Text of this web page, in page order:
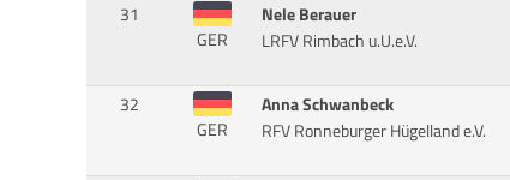
31
GER
Nele Berauer
LRFV Rimbach u.U.e.V.
32
GER
Anna Schwanbeck
RFV Ronneburger Hügelland e.V.